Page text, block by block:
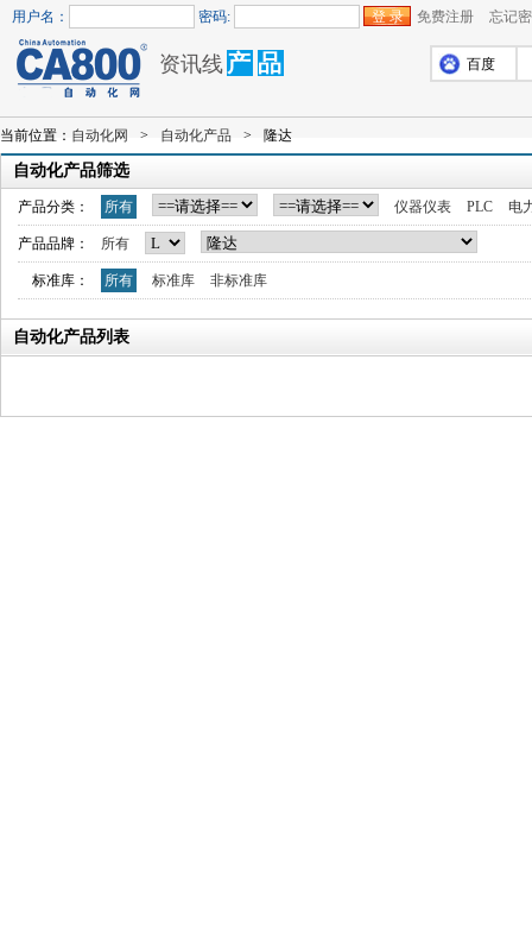
用户名： 密码: 免费注册 忘记
资讯线 产 品 百度
当前位置： 自动化网 > 自动化产品 > 隆达
自动化产品筛选
产品分类： 所有 仪器仪表 PLC 电
产品品牌： 所有
标准库： 所有 标准库 非标准库
自动化产品列表